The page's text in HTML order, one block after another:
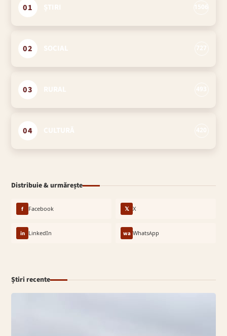
01
02
03
04
Distribuie & urmărește
f Facebook 𝕏 X
in LinkedIn wa WhatsApp
Știri recente